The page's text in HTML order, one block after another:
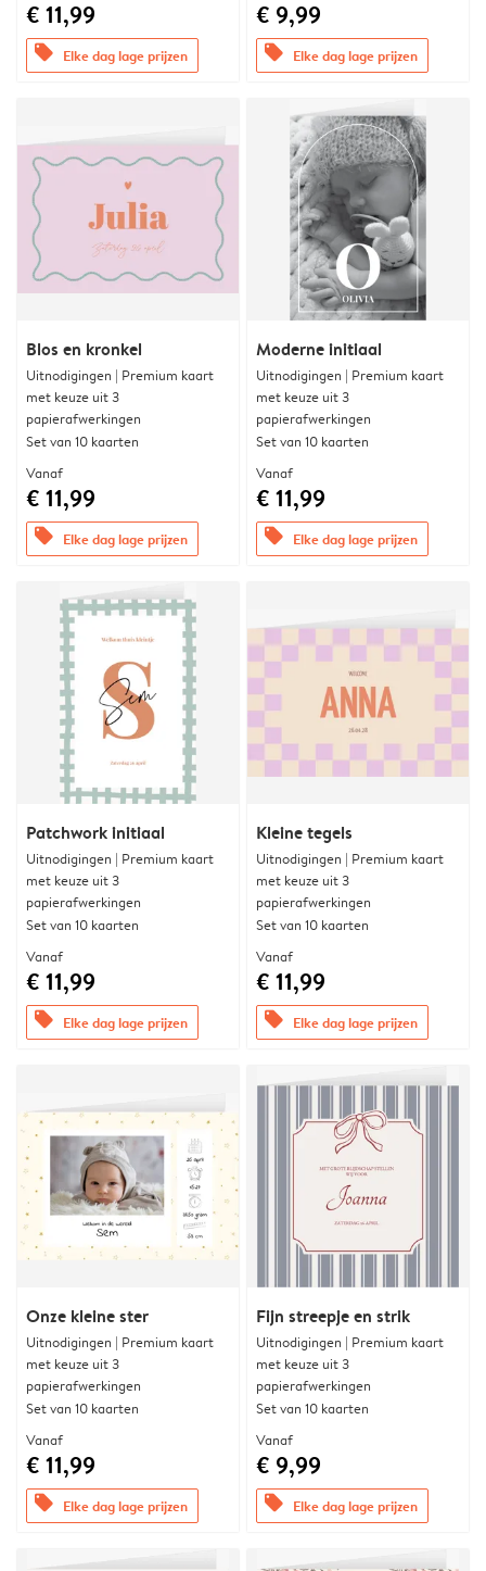
€ 11,99
offers Elke dag lage prijzen
€ 9,99
offers Elke dag lage prijzen
Blos en kronkel
Uitnodigingen | Premium kaart
met keuze uit 3
papierafwerkingen
Set van 10 kaarten
Vanaf
€ 11,99
offers Elke dag lage prijzen
Moderne initiaal
Uitnodigingen | Premium kaart
met keuze uit 3
papierafwerkingen
Set van 10 kaarten
Vanaf
€ 11,99
offers Elke dag lage prijzen
Patchwork initiaal
Uitnodigingen | Premium kaart
met keuze uit 3
papierafwerkingen
Set van 10 kaarten
Vanaf
€ 11,99
offers Elke dag lage prijzen
Kleine tegels
Uitnodigingen | Premium kaart
met keuze uit 3
papierafwerkingen
Set van 10 kaarten
Vanaf
€ 11,99
offers Elke dag lage prijzen
Onze kleine ster
Uitnodigingen | Premium kaart
met keuze uit 3
papierafwerkingen
Set van 10 kaarten
Vanaf
€ 11,99
offers Elke dag lage prijzen
Fijn streepje en strik
Uitnodigingen | Premium kaart
met keuze uit 3
papierafwerkingen
Set van 10 kaarten
Vanaf
€ 9,99
offers Elke dag lage prijzen